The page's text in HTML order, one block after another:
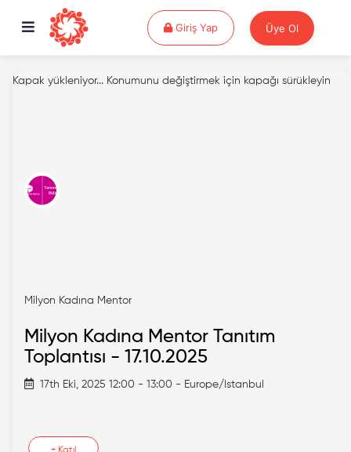
Giriş YapGiriş Yap Üye Ol
Kapak yükleniyor... Konumunu değiştirmek için kapağı sürükleyin
Milyon Kadına Mentor
Milyon Kadına Mentor Tanıtım
Toplantısı - 17.10.2025
17th Eki, 2025 12:00 - 13:00 - Europe/Istanbul